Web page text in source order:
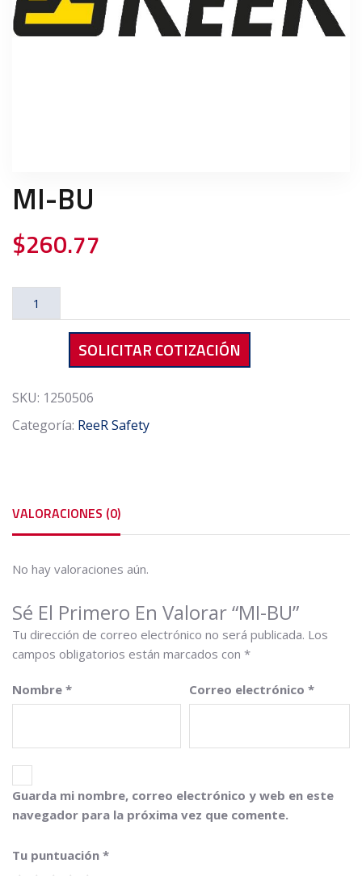
MI-BU
$260.77
SOLICITAR COTIZACIÓN
SKU: 1250506
Categoría: ReeR Safety
VALORACIONES (0)
No hay valoraciones aún.
Sé El Primero En Valorar “MI-BU”
Tu dirección de correo electrónico no será publicada. Los
campos obligatorios están marcados con *
Nombre * Correo electrónico *
Guarda mi nombre, correo electrónico y web en este
navegador para la próxima vez que comente.
Tu puntuación *